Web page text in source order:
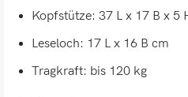
Kopfstütze: 37 L x 17 B x 5
Leseloch: 17 L x 16 B cm
Tragkraft: bis 120 kg